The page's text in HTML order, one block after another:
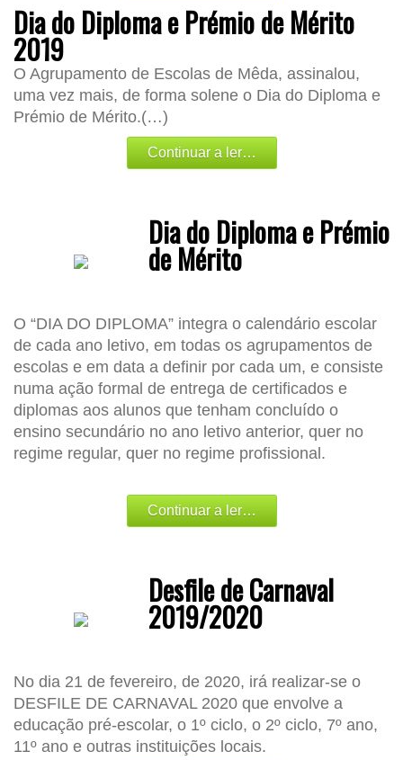
Dia do Diploma e Prémio de Mérito
2019
O Agrupamento de Escolas de Mêda, assinalou,
uma vez mais, de forma solene o Dia do Diploma e
Prémio de Mérito.(…)
Continuar a ler…
Dia do Diploma e Prémio
de Mérito
O “DIA DO DIPLOMA” integra o calendário escolar
de cada ano letivo, em todas os agrupamentos de
escolas e em data a definir por cada um, e consiste
numa ação formal de entrega de certificados e
diplomas aos alunos que tenham concluído o
ensino secundário no ano letivo anterior, quer no
regime regular, quer no regime profissional.
Continuar a ler…
Desfile de Carnaval
2019/2020
No dia 21 de fevereiro, de 2020, irá realizar-se o
DESFILE DE CARNAVAL 2020 que envolve a
educação pré-escolar, o 1º ciclo, o 2º ciclo, 7º ano,
11º ano e outras instituições locais.